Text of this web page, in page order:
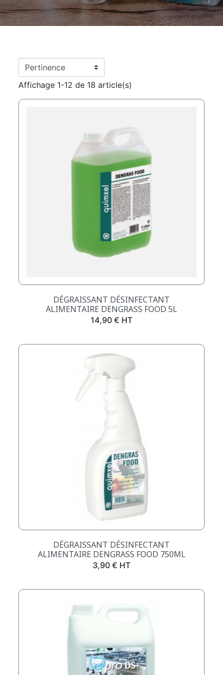
Affichage 1-12 de 18 article(s)
DÉGRAISSANT DÉSINFECTANT
ALIMENTAIRE DENGRASS FOOD 5L
Prix
14,90 € HT
DÉGRAISSANT DÉSINFECTANT
ALIMENTAIRE DENGRASS FOOD 750ML
Prix
3,90 € HT